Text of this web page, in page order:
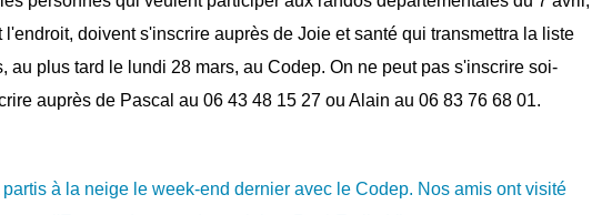
l'endroit, doivent s'inscrire auprès de Joie et santé qui transmettra la liste
au plus tard le lundi 28 mars, au Codep. On ne peut pas s'inscrire soi-
auprès de Pascal au 06 43 48 15 27 ou Alain au 06 83 76 68 01.